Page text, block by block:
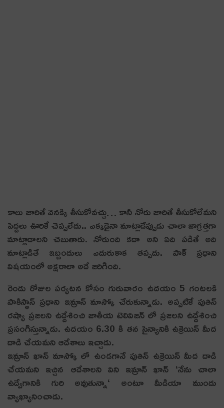
కాలు జారితే వెన‌క్కి తీసుకోవ‌చ్చు… కానీ నోరు జారితే తీసుకోలేమ‌ని
పెద్దలు ఊరికే చెప్ప‌లేదు.. ఎక్క‌డైనా మాట్లాడేప్పుడు చాలా జాగ్ర‌త్త‌గా
మాట్లాడాల‌ని చెబుతారు. నోరుంది క‌దా అని ఏది ప‌డితే అది
మాట్లాడితే ఇబ్బందులు ఎదురుకాక త‌ప్ప‌దు. పాక్ ప్ర‌ధాని
విష‌యంలో అక్ష‌రాలా అదే జ‌రిగింది.
రెండు రోజుల పర్యటన కోసం గురువారం ఉదయం 5 గంటలకి
పాకిస్థాన్ ప్రధాని ఇమ్రాన్ మాస్కో చేరుకున్నాడు. అప్పటికే పుతిన్
రష్యా ప్రజలని ఉద్దేశించి జాతీయ టెలివిజన్ లో ప్రజలని ఉద్దేశించి
ప్రసంగిస్తున్నాడు. ఉదయం 6.30 కి తన సైన్యానికి ఉక్రెయిన్ మీద
దాడి చేయమని ఆదేశాలు ఇచ్చాడు.
ఇమ్రాన్ ఖాన్ మాస్కో లో ఉండగానే పుతిన్ ఉక్రెయిన్ మీద దాడి
చేయమని ఇచ్చిన ఆదేశాలని విని ఇమ్రాన్ ఖాన్ ‘నేను చాలా
ఉద్వేగానికి గురి అవుతున్నా‘ అంటూ మీడియా ముందు
వ్యాఖ్యానించాడు.